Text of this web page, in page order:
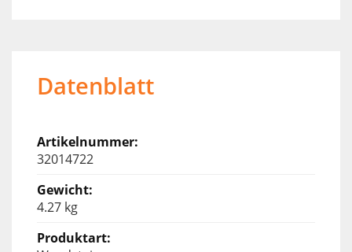
Datenblatt
32014722
4.27 kg